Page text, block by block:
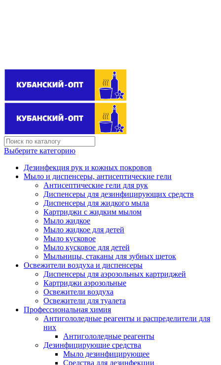
Выберите категорию
Дезинфекция рук и кожных покровов
Мыло и диспенсеры, антисептические гели
Антисептические гели для рук
Диспенсеры для дезинфицирующих средств
Диспенсеры для жидкого мыла
Картриджи с жидким мылом
Мыло жидкое
Мыло жидкое для детей
Мыло кусковое
Мыло кусковое для детей
Мыльницы, стаканы для зубных щеток
Освежители воздуха и диспенсеры
Диспенсеры для аэрозольных картриджей
Картриджи аэрозольные
Освежители воздуха
Освежители для туалета
Профессиональная химия
Антигололедные реагенты и распределители для
них
Антигололедные реагенты
Дезинфицирующие средства
Мыло дезинфицирующее
Средства для дезинфекции